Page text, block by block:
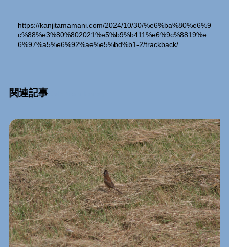
https://kanjitamamani.com/2024/10/30/%e6%ba%80%e6%9
c%88%e3%80%802021%e5%b9%b411%e6%9c%8819%e
6%97%a5%e6%92%ae%e5%bd%b1-2/trackback/
関連記事Relation Entry